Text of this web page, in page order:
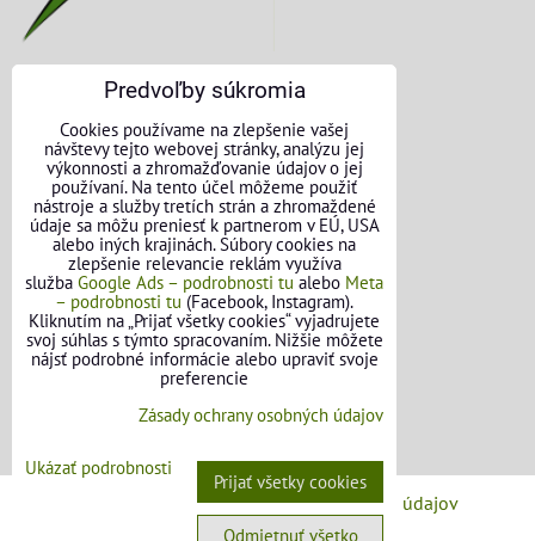
KONTAKTNÉ ÚDAJE
O nás
Kontakt
Požičovňa náradia
Názory našich zákazníkov
Mapa stránok
SLEDUJTE NÁS
Facebook
Zásady ochrany osobných údajov
Predvoľby súkromia
Cookies používame na zlepšenie vašej
návštevy tejto webovej stránky, analýzu jej
výkonnosti a zhromažďovanie údajov o jej
používaní. Na tento účel môžeme použiť
nástroje a služby tretích strán a zhromaždené
údaje sa môžu preniesť k partnerom v EÚ, USA
alebo iných krajinách. Súbory cookies na
zlepšenie relevancie reklám využíva
služba Google Ads – podrobnosti tu alebo Meta
– podrobnosti tu (Facebook, Instagram).
Kliknutím na „Prijať všetky cookies“ vyjadrujete
svoj súhlas s týmto spracovaním. Nižšie môžete
nájsť podrobné informácie alebo upraviť svoje
preferencie
Zásady ochrany osobných údajov
Ukázať podrobnosti
Prijať všetky cookies
Odmietnuť všetko